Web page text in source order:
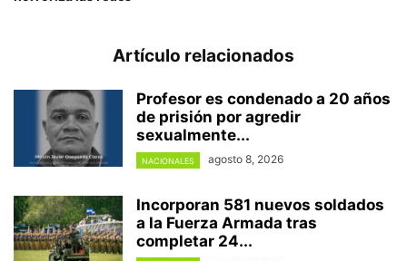
Artículo relacionados
Profesor es condenado a 20 años
de prisión por agredir
sexualmente...
NACIONALES agosto 8, 2026
Incorporan 581 nuevos soldados
a la Fuerza Armada tras
completar 24...